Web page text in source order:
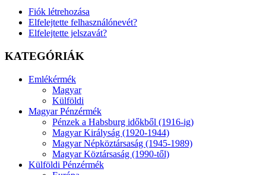
Fiók létrehozása
Elfelejtette felhasználónevét?
Elfelejtette jelszavát?
KATEGÓRIÁK
Emlékérmék
Magyar
Külföldi
Magyar Pénzérmék
Pénzek a Habsburg időkből (1916-ig)
Magyar Királyság (1920-1944)
Magyar Népköztársaság (1945-1989)
Magyar Köztársaság (1990-től)
Külföldi Pénzérmék